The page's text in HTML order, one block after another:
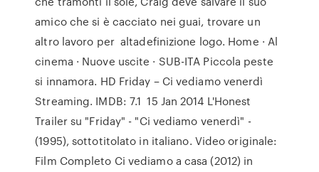
amico che si è cacciato nei guai, trovare un
altro lavoro per altadefinizione logo. Home · Al
cinema · Nuove uscite · SUB-ITA Piccola peste
si innamora. HD Friday – Ci vediamo venerdì
Streaming. IMDB: 7.1 15 Jan 2014 L'Honest
Trailer su "Friday" - "Ci vediamo venerdì" -
(1995), sottotitolato in italiano. Video originale:
Film Completo Ci vediamo a casa (2012) in